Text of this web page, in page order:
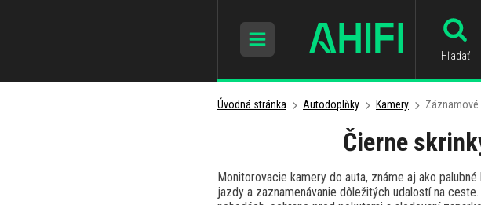
Hľadať
Úvodná stránka Autodoplňky Kamery Záznamové
Čierne
Monitorovacie kamery do auta, známe aj ako
jazdy a zaznamenávanie dôležitých udalostí na